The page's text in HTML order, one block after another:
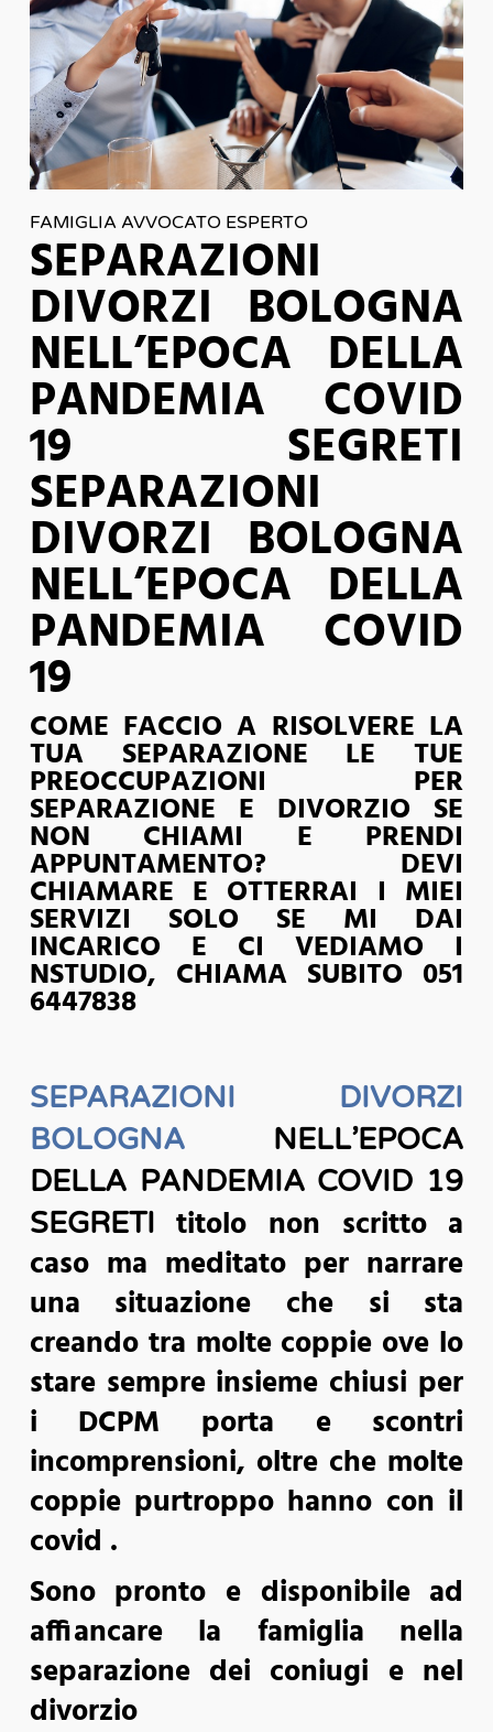
FAMIGLIA AVVOCATO ESPERTO
SEPARAZIONI
DIVORZI BOLOGNA
NELL’EPOCA DELLA
PANDEMIA COVID
19 SEGRETI
SEPARAZIONI
DIVORZI BOLOGNA
NELL’EPOCA DELLA
PANDEMIA COVID
19
COME FACCIO A RISOLVERE LA
TUA SEPARAZIONE LE TUE
PREOCCUPAZIONI PER
SEPARAZIONE E DIVORZIO SE
NON CHIAMI E PRENDI
APPUNTAMENTO? DEVI
CHIAMARE E OTTERRAI I MIEI
SERVIZI SOLO SE MI DAI
INCARICO E CI VEDIAMO I
NSTUDIO, CHIAMA SUBITO 051
6447838
SEPARAZIONI DIVORZI
BOLOGNANELL’EPOCA
DELLA PANDEMIA COVID 19
SEGRETI
titolo non scritto a
caso ma meditato per narrare
una situazione che si sta
creando tra molte coppie ove lo
stare sempre insieme chiusi per
i DCPM porta e scontri
incomprensioni, oltre che molte
coppie purtroppo hanno con il
covid .
Sono pronto e disponibile ad
affiancare la famiglia nella
separazione dei coniugi e nel
divorzio